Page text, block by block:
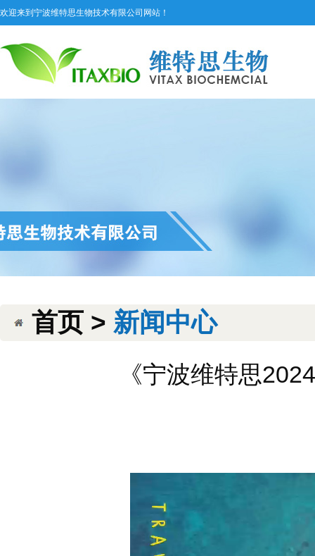
欢迎来到宁波维特思生物技术有限公司网站！
首页 > 新闻中心
《宁波维特思